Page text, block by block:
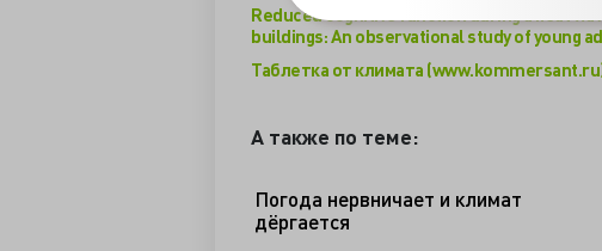
Reduced cognitive function during a heat
buildings: An observational study of young
Таблетка от климата
А также по теме:
Погода нервничает и климат
дёргается